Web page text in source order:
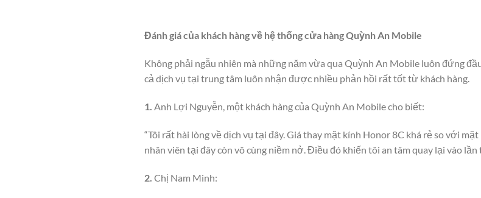
Đánh giá của khách hàng về hệ thống cửa hàng Quỳnh An Mobile
Không phải ngẫu nhiên mà những năm vừa qua Quỳnh An Mobile luôn đứng
cả dịch vụ tại trung tâm luôn nhận được nhiều phản hồi rất tốt từ khách hàng.
1. Anh Lợi Nguyễn, một khách hàng của Quỳnh An Mobile cho biết:
“Tôi rất hài lòng về dịch vụ tại đây. Giá thay mặt kính Honor 8C khá rẻ so với
nhân viên tại đây còn vô cùng niềm nở. Điều đó khiến tôi an tâm quay lại vào lần
2. Chị Nam Minh: